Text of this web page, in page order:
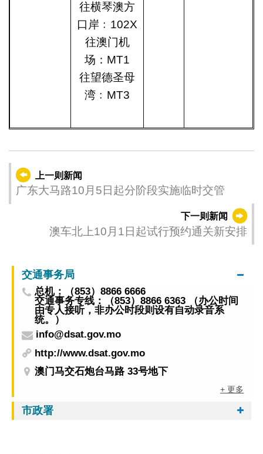
往横琴澳方
口岸﹕102X
往澳门机
场：MT1
往望德圣母
湾﹕MT3
上一则新闻
广东大马路10月5日起分阶段实施临时交管
下一则新闻
澳车北上10月1日起试行预约通关新安排
交通事务局
总机：（853）8866 6666
交通事务专线：（853）8866 6363 （办公时间
由专人接听，非办公时段则设有自动录音系
统。）
info@dsat.gov.mo
http://www.dsat.gov.mo
澳门马交石炮台马路 33号地下
+ 更多
市政署